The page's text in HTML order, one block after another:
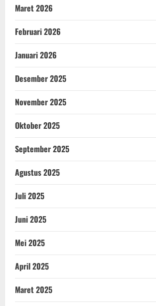
Maret 2026
Februari 2026
Januari 2026
Desember 2025
November 2025
Oktober 2025
September 2025
Agustus 2025
Juli 2025
Juni 2025
Mei 2025
April 2025
Maret 2025